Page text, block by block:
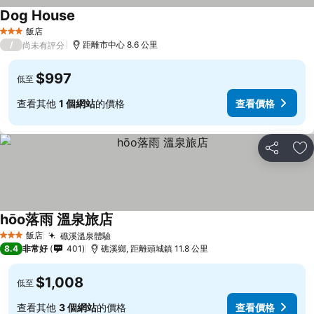
3 星級 飯店
Dog House
/ 尚未有評分 距離市中心 8.6 公里
低至 $997
查看其他 1 個網站的價格 查看價格
分享 加
3 星級 飯店 礁溪溫泉體驗查看價格
hōo落雨 溫泉旅店
8.4 非常好 401 礁溪鄉, 距離頭城鎮 11.8 公里
低至 $1,008
查看其他 3 個網站的價格 查看價格